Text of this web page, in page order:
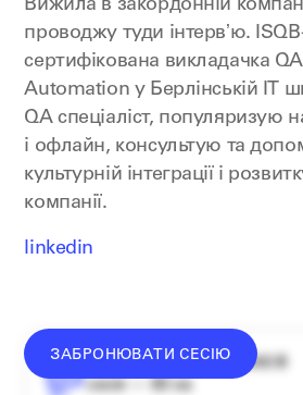
Вижила в закордонній
проводжу туди інтервʼю.
сертифікована викладачка
Automation у Берлінській ІТ
QA спеціаліст, популяризую
і офлайн, консультую та
культурній інтеграції і
компанії.
linkedin
ЗАБРОНЮВАТИ СЕСІЮ
середній донат — 1340 ₴
сесія — 60 хв